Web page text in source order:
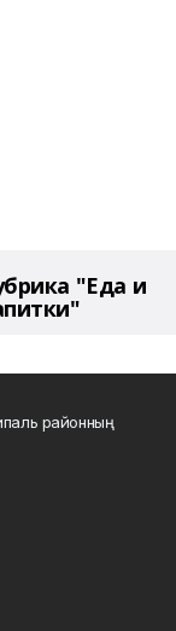
"Еда и
районның